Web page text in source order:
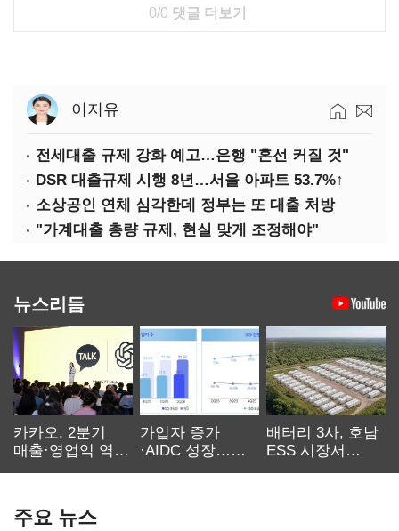
0/0 댓글 더보기
이지유
전세대출 규제 강화 예고…은행 "혼선 커질 것"
DSR 대출규제 시행 8년…서울 아파트 53.7%↑
소상공인 연체 심각한데 정부는 또 대출 처방
"가계대출 총량 규제, 현실 맞게 조정해야"
뉴스리듬
카카오, 2분기
매출·영업익 역대
가입자 증가
·AIDC 성장…
배터리 3사, 호남
ESS 시장서
주요 뉴스